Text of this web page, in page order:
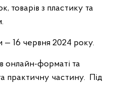
товарів з пластику та
— 16 червня 2024 року.
онлайн-форматі та
практичну частину. Під